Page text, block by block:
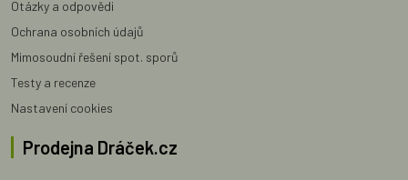
Otázky a odpovědi
Ochrana osobních údajů
Mimosoudní řešení spot. sporů
Testy a recenze
Nastavení cookies
Prodejna Dráček.cz